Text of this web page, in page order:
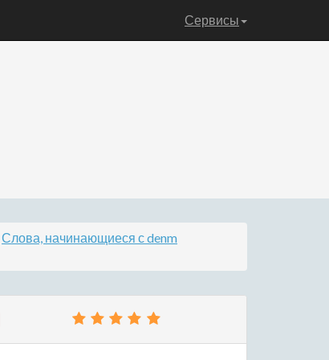
Сервисы
Слова, начинающиеся с denm